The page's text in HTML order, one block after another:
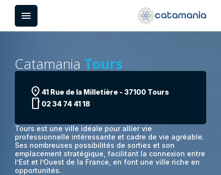
Panneau de gestion des cookies
menu
Catamania Tours
location_on 41 Rue de la Milletière - 37100 Tours
smartphone 02 34 74 41 18
Tours est une ville idéale pour allier vie
professionnelle intéressante et cadre de vie agréable.
Ses nombreuses possibilités de sorties et son
emplacement stratégique, facilitant la connexion entre
l’Est et l’Ouest de la France, en font une ville riche en
opportunités.